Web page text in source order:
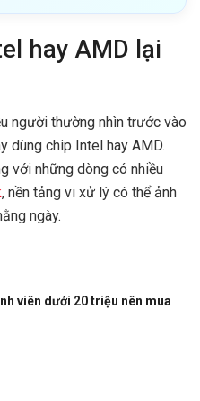
hay AMD lại
người thường nhìn trước vào
dùng chip Intel hay AMD.
với những dòng có nhiều
, nền tảng vi xử lý có thể ảnh
ngày.
viên dưới 20 triệu nên mua